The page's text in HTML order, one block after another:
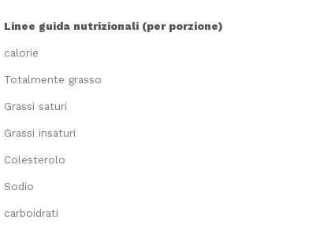
Linee guida nutrizionali (per porzione)
calorie
Totalmente grasso
Grassi saturi
Grassi insaturi
Colesterolo
Sodio
carboidrati